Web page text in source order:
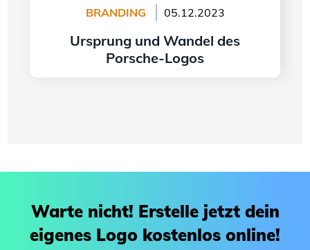
BRANDING 05.12.2023
Ursprung und Wandel des
Porsche-Logos
Warte nicht! Erstelle jetzt dein
eigenes Logo kostenlos online!